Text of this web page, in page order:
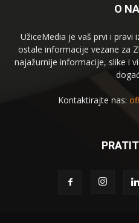
O
UžiceMedia je vaš prvi i pravi
ostale informacije vezane za
najažurnije informacije, slike i
Kontaktirajte nas: